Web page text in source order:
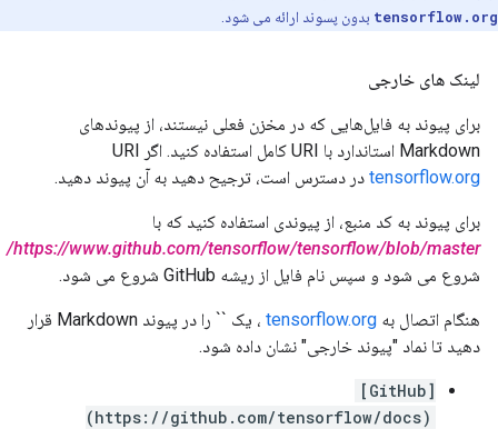
tensorflow.org بدون پسوند ارائه می شود.
لینک های خارجی
برای پیوند به فایل‌هایی که در مخزن فعلی نیستند، از پیوندهای
Markdown استاندارد با URI کامل استفاده کنید. اگر URI
tensorflow.org در دسترس است، ترجیح دهید به آن پیوند دهید.
برای پیوند به کد منبع، از پیوندی استفاده کنید که با
https://www.github.com/tensorflow/tensorflow/blob/master/
شروع می شود و سپس نام فایل از ریشه GitHub شروع می شود.
هنگام اتصال به tensorflow.org
، یک `` را در پیوند Markdown قرار
دهید تا نماد "پیوند خارجی" نشان داده شود.
[GitHub]
(https://github.com/tensorflow/docs)